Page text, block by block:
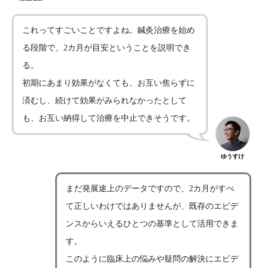
これってすごいことですよね。鍼灸治療を始め
る段階で、2カ月が目安ということを説明でき
る。
初期にあまり効果がなくても、お互い焦らずに
済むし、続けて効果がみられなかったとして
も、お互い納得して治療を中止できそうです。
ゆうすけ
まだ発展途上のデータですので、2カ月がすべ
て正しいわけではありませんが、既存のエビデ
ンスからいえるひとつの基準として活用できま
す。
このように臨床上の悩みや疑問の解決にエビデ